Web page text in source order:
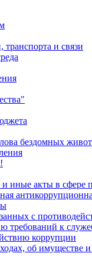
и связи
бездомных
иные акты в сфере
с
требований к
коррупции
об имуществе